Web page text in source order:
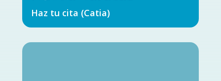
Haz tu cita (Catia)